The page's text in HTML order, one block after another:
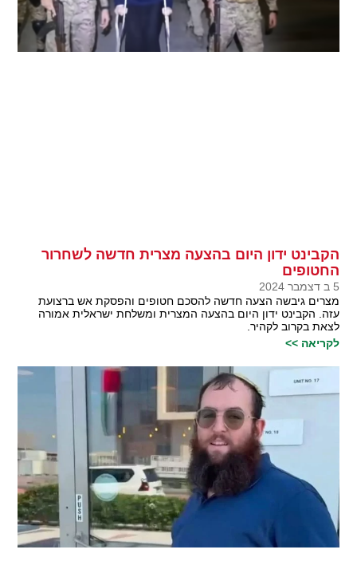
הקבינט ידון היום בהצעה מצרית חדשה לשחרור
החטופים
5 ב דצמבר 2024
מצרים גיבשה הצעה חדשה להסכם חטופים והפסקת אש ברצועת
עזה. הקבינט ידון היום בהצעה המצרית ומשלחת ישראלית אמורה
לצאת בקרוב לקהיר.
לקריאה >>